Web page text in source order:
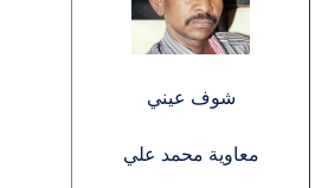
شوف عيني
معاوية محمد علي